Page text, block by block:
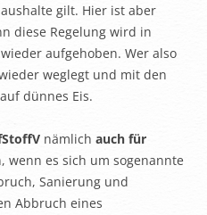
gilt. Hier ist aber
diese Regelung wird in
aufgehoben. Wer also
weglegt und mit den
dünnes Eis.
nämlich auch für
wenn es sich um sogenannte
Sanierung und
Abbruch eines